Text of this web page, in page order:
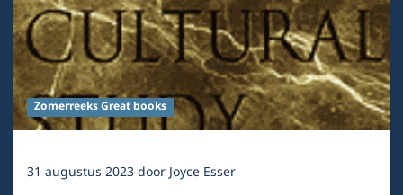
Zomerreeks Great books
31 augustus 2023door Joyce Esser